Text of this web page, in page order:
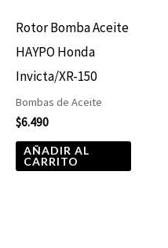
Rotor Bomba Aceite
HAYPO Honda
Invicta/XR-150
Bombas de Aceite
$6.490
AÑADIR AL
CARRITO